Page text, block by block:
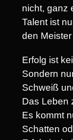
nicht, ganz
Talent ist
den Meister
Erfolg ist
Sondern
Schweiß
Das Leben
Es kommt
Schatten